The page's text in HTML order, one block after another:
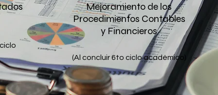
Mejoramiento de los
Procedimientos Contables
y Financieros
(Al concluir 6to ciclo académico)